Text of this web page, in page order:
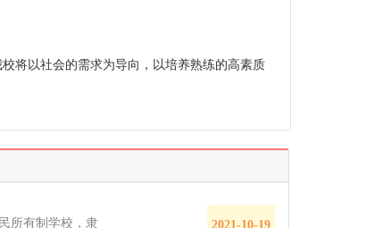
将以社会的需求为导向，以培养熟练的高素质
所有制学校，隶 2021-10-19